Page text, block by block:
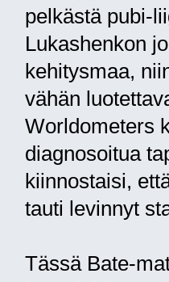
pelkästä pubi-
Lukashenkon
kehitysmaa,
vähän
Worldometers
diagnosoitua
kiinnostaisi,
tauti levinnyt
Tässä Bate-